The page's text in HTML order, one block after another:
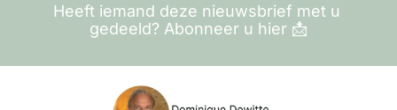
Heeft iemand deze nieuwsbrief met u
gedeeld? Abonneer u hier 📩